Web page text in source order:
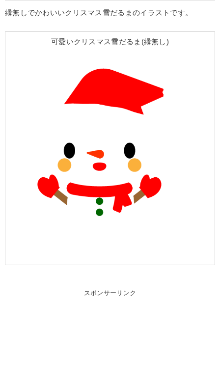
縁無しでかわいいクリスマス雪だるまのイラストです。
可愛いクリスマス雪だるま(縁無し)
スポンサーリンク